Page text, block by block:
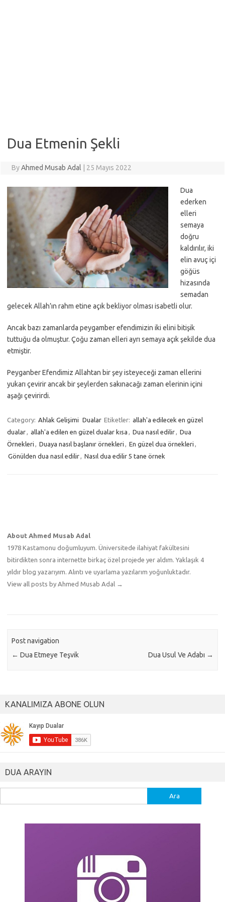
Dua Etmenin Şekli
ByAhmed Musab Adal 25 Mayıs 2022
Dua
ederken
elleri
semaya
doğru
kaldırılır, iki
elin avuç içi
göğüs
hizasında
semadan
gelecek Allah’ın rahm etine açık bekliyor olması isabetli olur.
Ancak bazı zamanlarda peygamber efendimizin iki elini bitişik
tuttuğu da olmuştur. Çoğu zaman elleri ayrı semaya açık şekilde dua
etmiştir.
Peyganber Efendimiz Allahtan bir şey isteyeceği zaman ellerini
yukarı çevirir ancak bir şeylerden sakınacağı zaman elerinin içini
aşağı çevirirdi.
Category: Ahlak Gelişimi Dualar Etiketler: allah'a edilecek en güzel
dualar, allah'a edilen en güzel dualar kısa , Dua nasıl edilir, Dua
Örnekleri , Duaya nasıl başlanır örnekleri , En güzel dua örnekleri ,
Gönülden dua nasıl edilir, Nasıl dua edilir 5 tane örnek
About Ahmed Musab Adal
1978 Kastamonu doğumluyum. Üniversitede ilahiyat fakültesini
bitirdikten sonra internette birkaç özel projede yer aldım. Yaklaşık 4
yıldır blog yazarıyım. Alıntı ve uyarlama yazılarım yoğunluktadır.
View all posts by Ahmed Musab Adal →
Post navigation
← Dua Etmeye Teşvik Dua Usul Ve Adabı →
KANALIMIZA ABONE OLUN
DUA ARAYIN